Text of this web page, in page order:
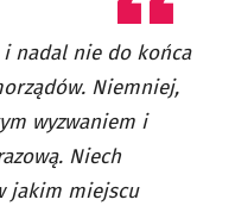
nadal nie do końca
Niemniej,
wyzwaniem i
Niech
jakim miejscu